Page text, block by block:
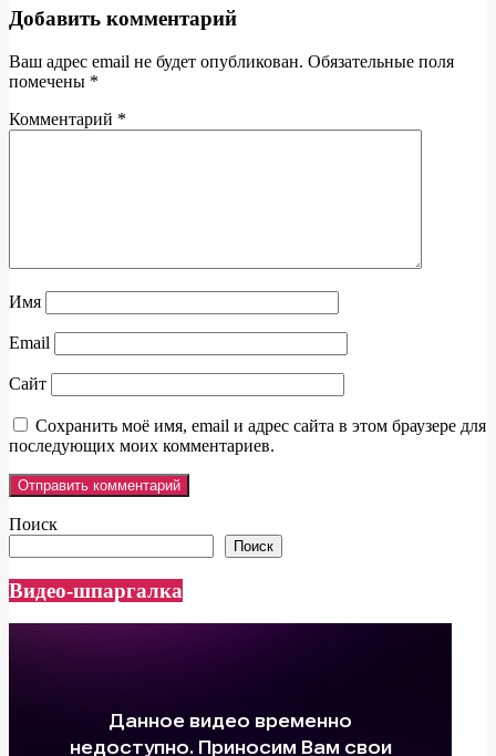
Добавить комментарий
Ваш адрес email не будет опубликован. Обязательные поля
помечены *
Комментарий *
Имя
Email
Сайт
Сохранить моё имя, email и адрес сайта в этом браузере для
последующих моих комментариев.
Поиск
Поиск
Видео-шпаргалка